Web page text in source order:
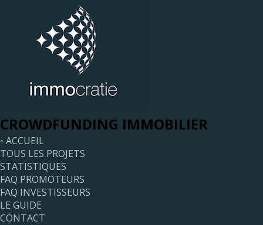
CROWDFUNDING IMMOBILIER
◦ ACCUEIL
TOUS LES PROJETS
STATISTIQUES
FAQ PROMOTEURS
FAQ INVESTISSEURS
LE GUIDE
CONTACT